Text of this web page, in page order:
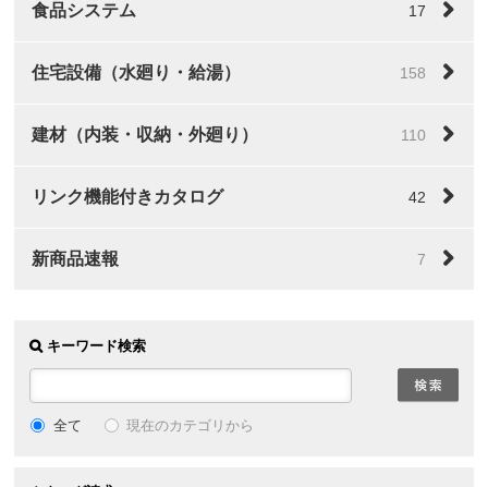
食品システム 17
住宅設備（水廻り・給湯） 158
建材（内装・収納・外廻り） 110
リンク機能付きカタログ 42
新商品速報 7
キーワード検索
全て 現在のカテゴリから